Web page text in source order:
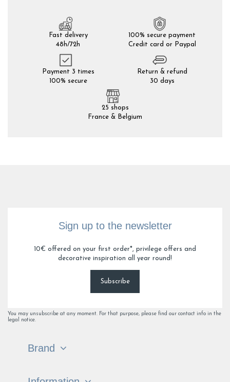
Fast delivery
48h/72h
100% secure payment
Credit card or Paypal
Payment 3 times
100% secure
Return & refund
30 days
25 shops
France & Belgium
Sign up to the newsletter
10€ offered on your first order*, privilege offers and
decorative inspiration all year round!
Subscribe
You may unsubscribe at any moment. For that purpose, please find our contact info in the
legal notice.
Brand